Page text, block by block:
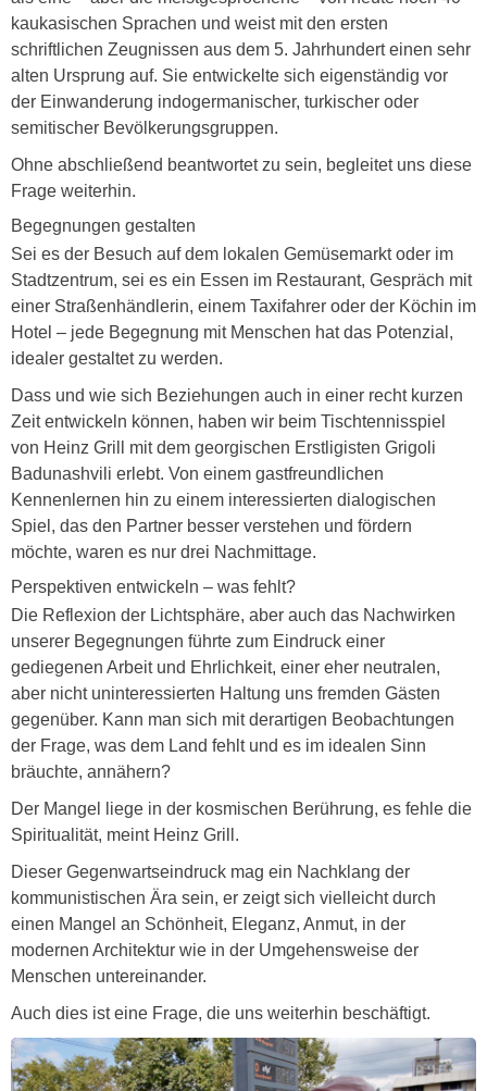
kaukasischen Sprachen und weist mit den ersten
schriftlichen Zeugnissen aus dem 5. Jahrhundert einen sehr
alten Ursprung auf. Sie entwickelte sich eigenständig vor
der Einwanderung indogermanischer, turkischer oder
semitischer Bevölkerungsgruppen.
Ohne abschließend beantwortet zu sein, begleitet uns diese
Frage weiterhin.
Begegnungen gestalten
Sei es der Besuch auf dem lokalen Gemüsemarkt oder im
Stadtzentrum, sei es ein Essen im Restaurant, Gespräch mit
einer Straßenhändlerin, einem Taxifahrer oder der Köchin im
Hotel – jede Begegnung mit Menschen hat das Potenzial,
idealer gestaltet zu werden.
Dass und wie sich Beziehungen auch in einer recht kurzen
Zeit entwickeln können, haben wir beim Tischtennisspiel
von Heinz Grill mit dem georgischen Erstligisten Grigoli
Badunashvili erlebt. Von einem gastfreundlichen
Kennenlernen hin zu einem interessierten dialogischen
Spiel, das den Partner besser verstehen und fördern
möchte, waren es nur drei Nachmittage.
Perspektiven entwickeln – was fehlt?
Die Reflexion der Lichtsphäre, aber auch das Nachwirken
unserer Begegnungen führte zum Eindruck einer
gediegenen Arbeit und Ehrlichkeit, einer eher neutralen,
aber nicht uninteressierten Haltung uns fremden Gästen
gegenüber. Kann man sich mit derartigen Beobachtungen
der Frage, was dem Land fehlt und es im idealen Sinn
bräuchte, annähern?
Der Mangel liege in der kosmischen Berührung, es fehle die
Spiritualität, meint Heinz Grill.
Dieser Gegenwartseindruck mag ein Nachklang der
kommunistischen Ära sein, er zeigt sich vielleicht durch
einen Mangel an Schönheit, Eleganz, Anmut, in der
modernen Architektur wie in der Umgehensweise der
Menschen untereinander.
Auch dies ist eine Frage, die uns weiterhin beschäftigt.